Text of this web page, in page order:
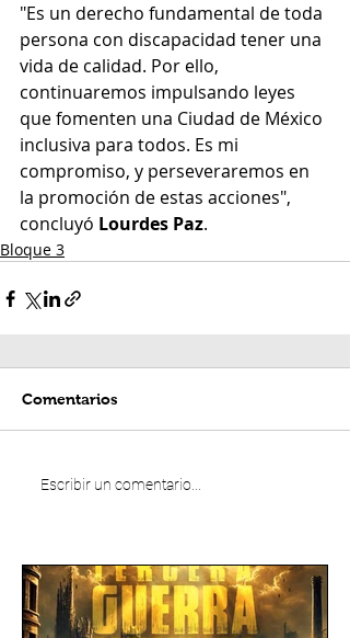
"Es un derecho fundamental de toda
persona con discapacidad tener una
vida de calidad. Por ello,
continuaremos impulsando leyes
que fomenten una Ciudad de México
inclusiva para todos. Es mi
compromiso, y perseveraremos en
la promoción de estas acciones",
concluyó Lourdes Paz.
Bloque 3
Comentarios
Escribir un comentario...